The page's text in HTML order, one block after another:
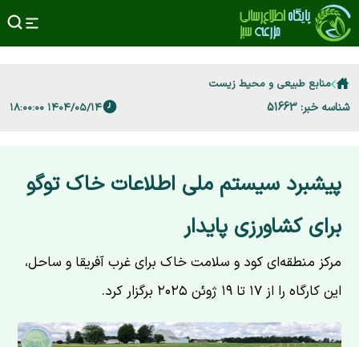
منابع طبیعی و محیط زیست
شناسه خبر: 51663 ۱۴۰۴/۰۵/۱۴ ۱۸:۰۰:۰۰
پیشبرد سیستم ملی اطلاعات خاک توگو
برای کشاورزی پایدار
مرکز منطقه‌ای کود و سلامت خاک برای غرب آفریقا و ساحل،
این کارگاه را از ۱۷ تا ۱۹ ژوئن ۲۰۲۵ برگزار کرد.